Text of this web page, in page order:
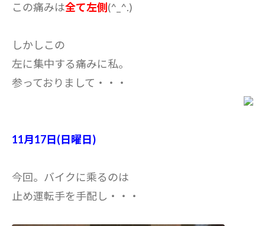
この痛みは全て左側 (^_^.)
しかしこの
左に集中する痛みに私。
参っておりまして・・・
11月17日(日曜日)
今回。バイクに乘るのは
止め運転手を手配し・・・